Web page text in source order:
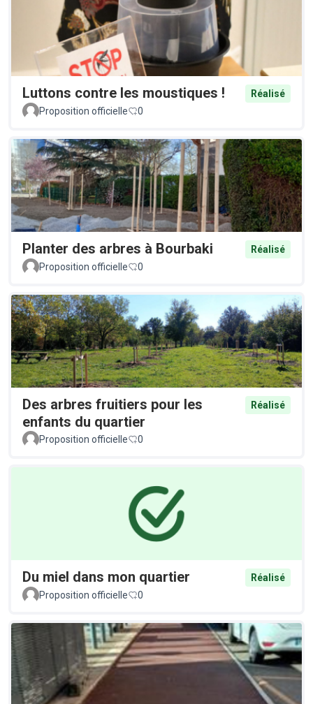
Luttons contre les moustiques !
Réalisé
Proposition officielle
0
Planter des arbres à Bourbaki
Réalisé
Proposition officielle
0
Des arbres fruitiers pour les
enfants du quartier
Réalisé
Proposition officielle 0
Du miel dans mon quartier
Réalisé
Proposition officielle
0